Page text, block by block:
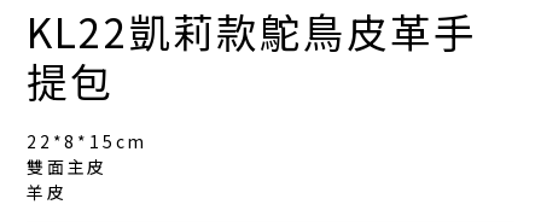
KL22凱莉款鴕鳥皮革手
提包
22*8*15cm
雙面主皮
羊皮